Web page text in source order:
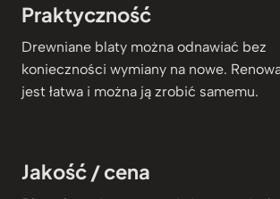
Praktyczność
Drewniane blaty można odnawiać bez
konieczności wymiany na nowe.
jest łatwa i można ją zrobić samemu.
Jakość / cena